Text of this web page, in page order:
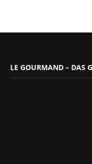
LE GOURMAND – DAS